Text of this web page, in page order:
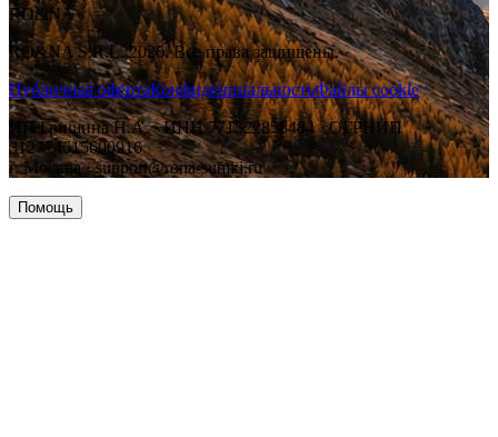
RO&NA
RO&NA S.R.L. 2026. Все права защищены.
Публичная офертаКонфиденциальностьФайлы cookie
ИП Гришина Н.А. · ИНН 771522858484 · ОГРНИП
312774615600916
г. Москва · support@rona-sumki.ru
Помощь